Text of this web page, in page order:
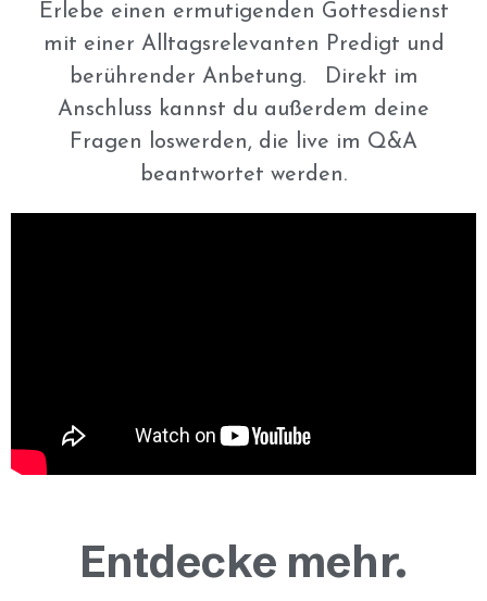
Erlebe einen ermutigenden Gottesdienst
mit einer Alltagsrelevanten Predigt und
berührender Anbetung. Direkt im
Anschluss kannst du außerdem deine
Fragen loswerden, die live im Q&A
beantwortet werden.
Entdecke mehr.